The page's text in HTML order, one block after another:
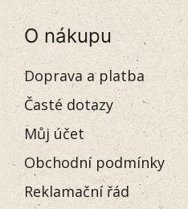
O nákupu
Doprava a platba
Časté dotazy
Můj účet
Obchodní podmínky
Reklamační řád